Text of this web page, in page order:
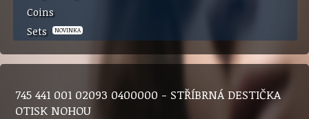
Coins
Sets
NOVINKA
745 441 001 02093 0400000 - STŘÍBRNÁ DESTIČKA
OTISK NOHOU